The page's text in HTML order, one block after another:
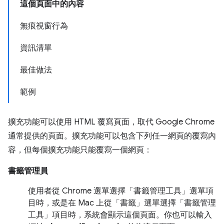
這個頁面中的內容
無痕視窗行為
資訊清單
最佳做法
範例
擴充功能可以使用 HTML 覆寫頁面，取代 Google Chrome
通常提供的頁面。擴充功能可以包含下列任一網頁的覆寫內
容，但每個擴充功能只能覆寫一個網頁：
書籤管理員
使用者從 Chrome 選單選擇「書籤管理工具」選單項
目時，或是在 Mac 上從「書籤」選單選擇「書籤管理
工具」項目時，系統會顯示這個頁面。你也可以輸入